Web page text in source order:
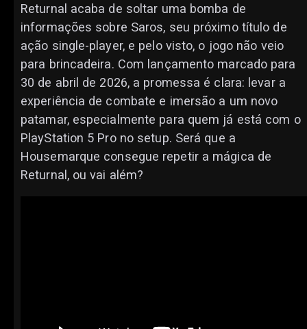
Returnal acaba de soltar uma bomba de
informações sobre Saros, seu próximo título de
ação single-player, e pelo visto, o jogo não veio
para brincadeira. Com lançamento marcado para
30 de abril de 2026, a promessa é clara: levar a
experiência de combate e imersão a um novo
patamar, especialmente para quem já está com o
PlayStation 5 Pro no setup. Será que a
Housemarque consegue repetir a mágica de
Returnal, ou vai além?